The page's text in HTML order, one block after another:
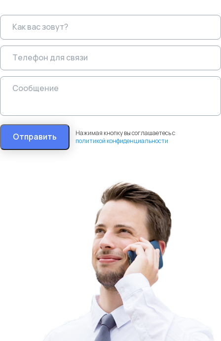
Отправить
Нажимая кнопку вы соглашаетесь с
политикой конфиденциальности